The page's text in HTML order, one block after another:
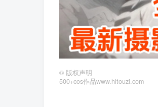
© 版权声明
500+cos作品www.hltouzi.com